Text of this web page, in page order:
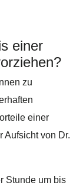
einer
zu
einer
Aufsicht von Dr.
Stunde um bis